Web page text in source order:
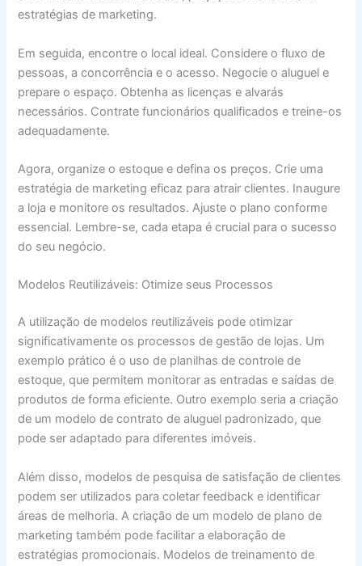
estratégias de marketing.
Em seguida, encontre o local ideal. Considere o fluxo de
pessoas, a concorrência e o acesso. Negocie o aluguel e
prepare o espaço. Obtenha as licenças e alvarás
necessários. Contrate funcionários qualificados e treine-os
adequadamente.
Agora, organize o estoque e defina os preços. Crie uma
estratégia de marketing eficaz para atrair clientes. Inaugure
a loja e monitore os resultados. Ajuste o plano conforme
essencial. Lembre-se, cada etapa é crucial para o sucesso
do seu negócio.
Modelos Reutilizáveis: Otimize seus Processos
A utilização de modelos reutilizáveis pode otimizar
significativamente os processos de gestão de lojas. Um
exemplo prático é o uso de planilhas de controle de
estoque, que permitem monitorar as entradas e saídas de
produtos de forma eficiente. Outro exemplo seria a criação
de um modelo de contrato de aluguel padronizado, que
pode ser adaptado para diferentes imóveis.
Além disso, modelos de pesquisa de satisfação de clientes
podem ser utilizados para coletar feedback e identificar
áreas de melhoria. A criação de um modelo de plano de
marketing também pode facilitar a elaboração de
estratégias promocionais. Modelos de treinamento de